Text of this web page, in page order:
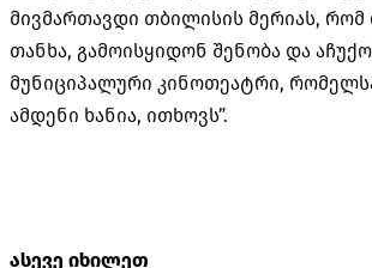
მივმართავდი თბილისის მერიას, რომ
თანხა, გამოისყიდონ შენობა და
მუნიციპალური კინოთეატრი,
ამდენი ხანია, ითხოვს”.
ასევე იხილეთ